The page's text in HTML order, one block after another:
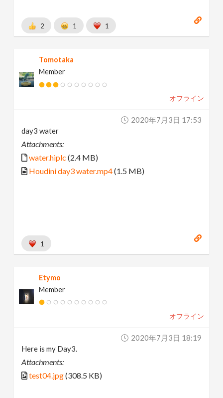
2 1 1
Tomotaka
Member
オフライン
2020年7月3日 17:53
day3 water
Attachments:
water.hiplc (2.4 MB)
Houdini day3 water.mp4(1.5 MB)
1
Etymo
Member
オフライン
2020年7月3日 18:19
Here is my Day3.
Attachments:
test04.jpg(308.5 KB)